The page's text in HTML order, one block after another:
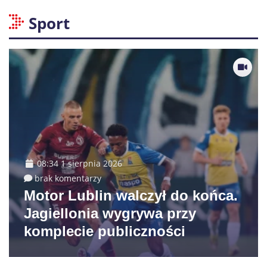
Sport
08:34 1 sierpnia 2026
brak komentarzy
Motor Lublin walczył do końca.
Jagiellonia wygrywa przy
komplecie publiczności